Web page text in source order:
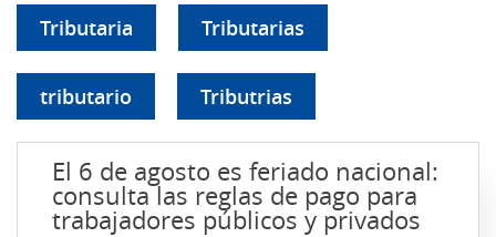
Tributaria Tributarias
tributario Tributrias
El 6 de agosto es feriado nacional:
consulta las reglas de pago para
trabajadores públicos y privados